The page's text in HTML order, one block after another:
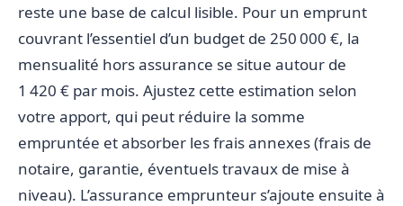
reste une base de calcul lisible. Pour un emprunt
couvrant l’essentiel d’un budget de 250 000 €, la
mensualité hors assurance se situe autour de
1 420 € par mois. Ajustez cette estimation selon
votre apport, qui peut réduire la somme
empruntée et absorber les frais annexes (frais de
notaire, garantie, éventuels travaux de mise à
niveau). L’assurance emprunteur s’ajoute ensuite à